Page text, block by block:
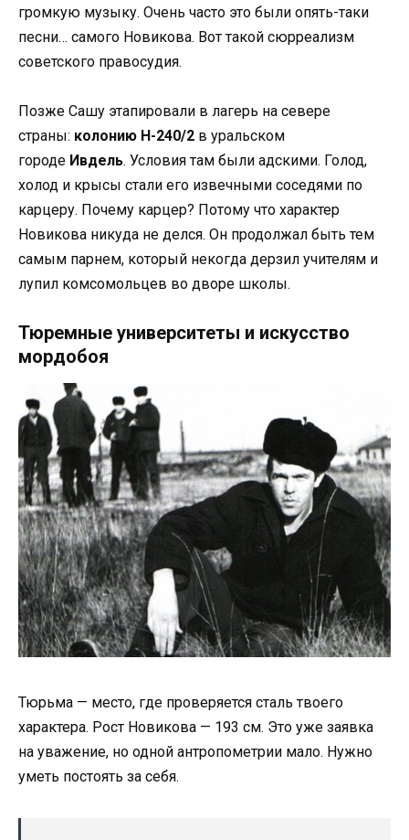
громкую музыку. Очень часто это были опять-таки
песни… самого Новикова. Вот такой сюрреализм
советского правосудия.
Позже Сашу этапировали в лагерь на севере
страны: колонию Н-240/2 в уральском
городе Ивдель. Условия там были адскими. Голод,
холод и крысы стали его извечными соседями по
карцеру. Почему карцер? Потому что характер
Новикова никуда не делся. Он продолжал быть тем
самым парнем, который некогда дерзил учителям и
лупил комсомольцев во дворе школы.
Тюремные университеты и искусство
мордобоя
Тюрьма — место, где проверяется сталь твоего
характера. Рост Новикова — 193 см. Это уже заявка
на уважение, но одной антропометрии мало. Нужно
уметь постоять за себя.